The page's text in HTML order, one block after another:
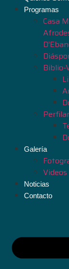
Programas
Casa
Biblio-
Galería
Videos
Noticias
Contacto